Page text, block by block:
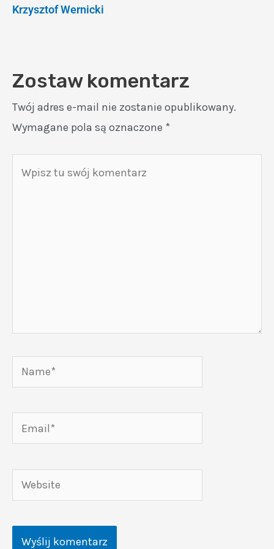
Krzysztof Wernicki
Zostaw komentarz
Twój adres e-mail nie zostanie opublikowany.
Wymagane pola są oznaczone *
Name*
Email*
Website